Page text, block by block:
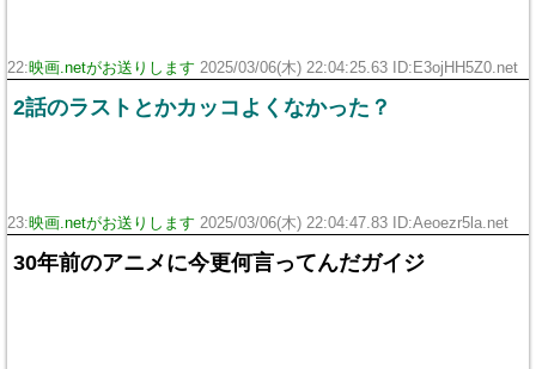
22:映画.netがお送りします 2025/03/06(木) 22:04:25.63 ID:E3ojHH5Z0.net
2話のラストとかカッコよくなかった？
23:映画.netがお送りします 2025/03/06(木) 22:04:47.83 ID:Aeoezr5la.net
30年前のアニメに今更何言ってんだガイジ